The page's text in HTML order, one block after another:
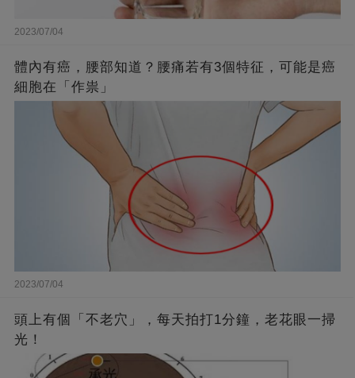
2023/07/04
體內有癌，腰部知道？腰痛若有3個特征，可能是癌
細胞在「作祟」
2023/07/04
頭上有個「不老穴」，每天拍打1分鐘，老花眼一掃
光！